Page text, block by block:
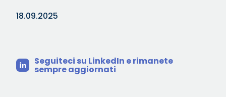
18.09.2025
Seguiteci su LinkedIn e rimanete
sempre aggiornati